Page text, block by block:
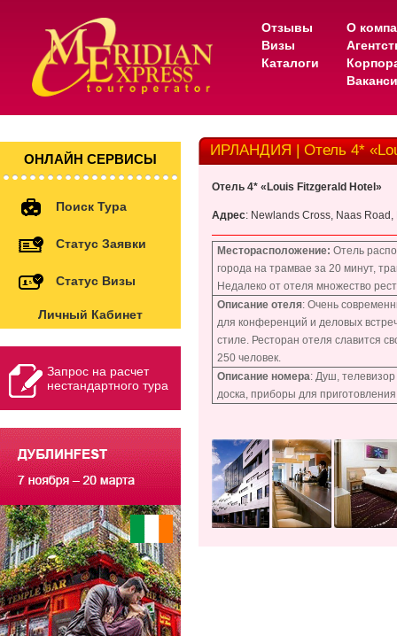
Отзывы
Визы
Каталоги
О
ОНЛАЙН СЕРВИСЫ
Поиск Тура
Статус Заявки
Статус Визы
Личный Кабинет
Запрос на расчет
нестандартного тура
ИРЛАНДИЯ | Отель 4*
Отель 4* «Louis Fitzgerald Hotel»
Адрес: Newlands Cross, Naas
Месторасположение: Отель
города на трамвае за 20 минут,
Недалеко от отеля множество
Описание отеля: Очень
для конференций и деловых
стиле. Ресторан отеля славится
250 человек.
Описание номера: Душ,
доска, приборы для